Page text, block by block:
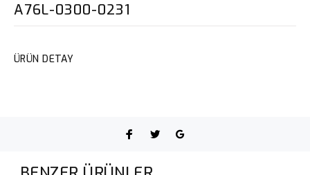
A76L-0300-0231
ÜRÜN DETAY